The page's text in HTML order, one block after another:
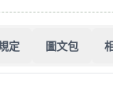
定 圖文包